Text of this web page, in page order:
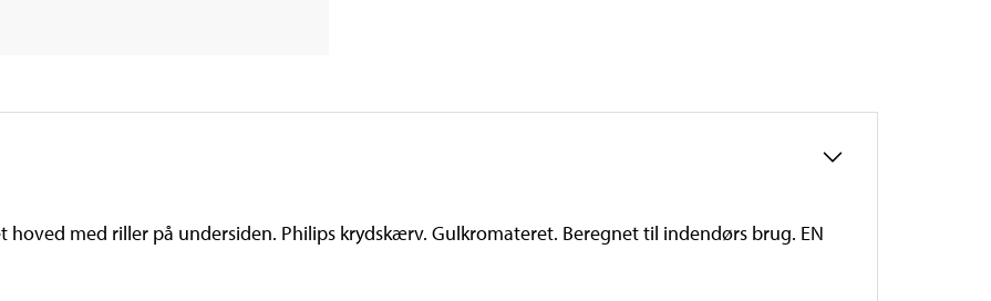
med riller på undersiden. Philips krydskærv. Gulkromateret. Beregnet til indendørs brug. EN